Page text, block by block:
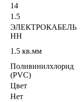
14
1.5
ЭЛЕКТРОКАБЕЛЬ
НН
1.5 кв.мм
Поливинилхлорид
(PVC)
Цвет
Нет